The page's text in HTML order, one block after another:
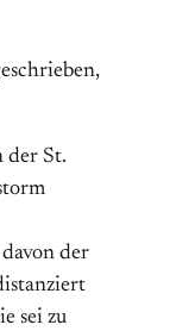
der St.
der
sei zu